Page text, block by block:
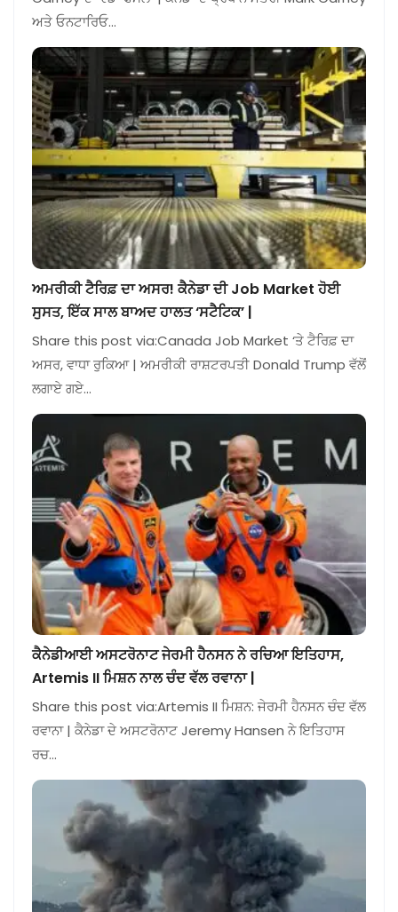
ਅਤੇ ਓਨਟਾਰਿਓ…
ਅਮਰੀਕੀ ਟੈਰਿਫ਼ ਦਾ ਅਸਰ! ਕੈਨੇਡਾ ਦੀ Job Market ਹੋਈ
ਸੁਸਤ, ਇੱਕ ਸਾਲ ਬਾਅਦ ਹਾਲਤ ‘ਸਟੈਟਿਕ’ |
Share this post via:Canada Job Market ‘ਤੇ ਟੈਰਿਫ਼ ਦਾ
ਅਸਰ, ਵਾਧਾ ਰੁਕਿਆ | ਅਮਰੀਕੀ ਰਾਸ਼ਟਰਪਤੀ Donald Trump ਵੱਲੋਂ
ਲਗਾਏ ਗਏ…
ਕੈਨੇਡੀਆਈ ਅਸਟਰੋਨਾਟ ਜੇਰਮੀ ਹੈਨਸਨ ਨੇ ਰਚਿਆ ਇਤਿਹਾਸ,
Artemis II ਮਿਸ਼ਨ ਨਾਲ ਚੰਦ ਵੱਲ ਰਵਾਨਾ |
Share this post via:Artemis II ਮਿਸ਼ਨ: ਜੇਰਮੀ ਹੈਨਸਨ ਚੰਦ ਵੱਲ
ਰਵਾਨਾ | ਕੈਨੇਡਾ ਦੇ ਅਸਟਰੋਨਾਟ Jeremy Hansen ਨੇ ਇਤਿਹਾਸ
ਰਚ…